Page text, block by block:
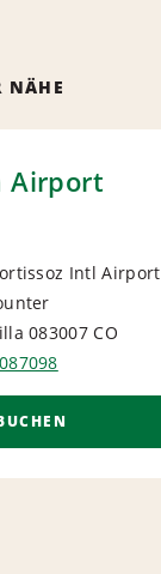
NÄHE
Airport
Intl Airport
083007 CO